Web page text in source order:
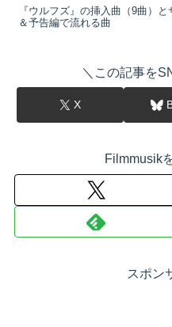
『ウルフズ』の挿入曲（9曲）と
＆予告編で流れる曲
＼この記事を
X
Filmmusik
スポン